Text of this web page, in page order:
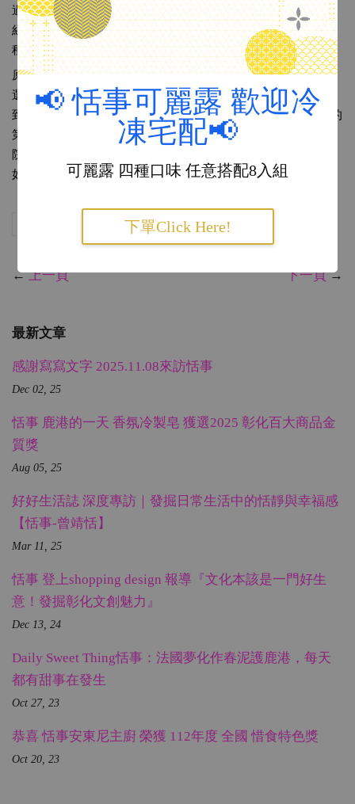
📢 恬事可麗露 歡迎冷
凍宅配📢
可麗露 四種口味 任意搭配8入組
下單Click Here!
過再燉煮入味。在這二個主體出來之後，我另外用紅蘿蔔切細
絲，炸成脆脆的，放進這道菜，增加了味覺和口感，也多了一
種營養。
原本對得名並不敢抱太大的期待，畢竟來的人都是全國各縣市
選出的高手，想不到最後也獲得環境部及評審委員的肯定，拿
到「惜食特色獎（取三名）」，相當於是全國584位參賽者中的
第四名，非常開心！感謝 環保in彰化 的大力支援，也覺得行政
院環境部辦這個比賽很有意義，讓我們大家共同來惜食吧！你
如果不會，沒關係，我教你！
Tweet Pin it
←上一頁 下一頁→
最新文章
感謝寫寫文字 2025.11.08來訪恬事
Dec 02, 25
恬事 鹿港的一天 香氛冷製皂 獲選2025 彰化百大商品金
質獎
Aug 05, 25
好好生活誌 深度專訪｜發掘日常生活中的恬靜與幸福感
【恬事-曾靖恬】
Mar 11, 25
恬事 登上shopping design 報導『文化本該是一門好生
意！發掘彰化文創魅力』
Dec 13, 24
Daily Sweet Thing恬事：法國夢化作春泥護鹿港，每天
都有甜事在發生
Oct 27, 23
恭喜 恬事安東尼主廚 榮獲 112年度 全國 惜食特色獎
Oct 20, 23